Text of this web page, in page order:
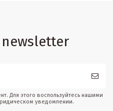
Для этого воспользуйтесь нашими
уведомлении.